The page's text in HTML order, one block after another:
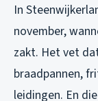
In
november,
zakt. Het vet
braadpannen,
leidingen. En